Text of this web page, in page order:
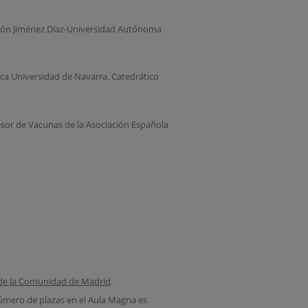
Jiménez Díaz-Universidad Autónoma
Universidad de Navarra. Catedrático
de Vacunas de la Asociación Española
la Comunidad de Madrid.
de plazas en el Aula Magna es